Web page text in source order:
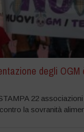
degli OGM
22
la sovranità